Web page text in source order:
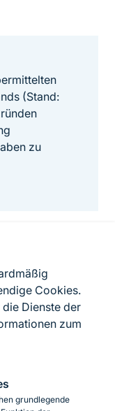
Cookies.
Dienste der
zum
grundlegende
(Stand:
zu